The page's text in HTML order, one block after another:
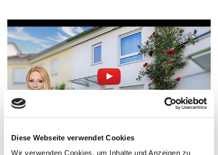
Diese Webseite verwendet Cookies
Wir verwenden Cookies, um Inhalte und Anzeigen zu